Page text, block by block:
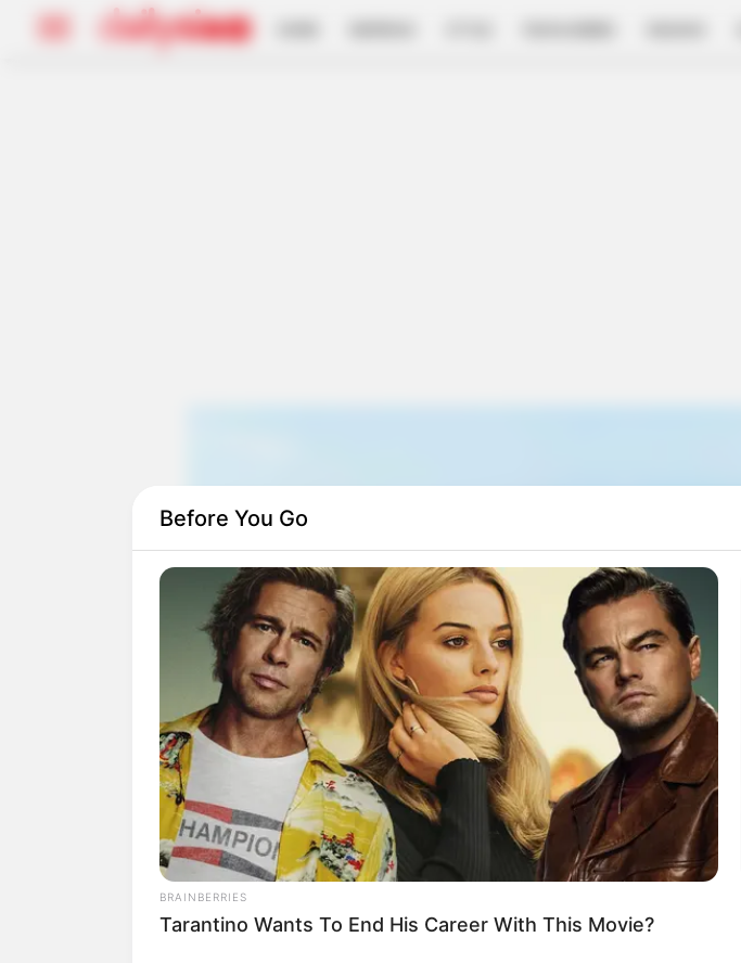
Before You Go
BRAINBERRIES
Tarantino Wants To End His Career With This Movie?